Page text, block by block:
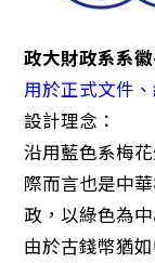
政大財政系系
用於正式文件
設計理念：
沿用藍色系梅
際而言也是中
政，以綠色為
由於古錢幣猶